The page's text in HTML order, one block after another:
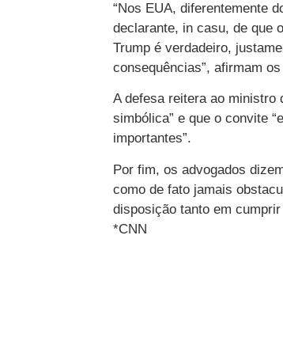
“Nos EUA, diferentemente
declarante, in casu, de que
Trump é verdadeiro,
consequências”, afirmam
A defesa reitera ao ministro
simbólica” e que o convite
importantes”.
Por fim, os advogados
como de fato jamais
disposição tanto em
*CNN